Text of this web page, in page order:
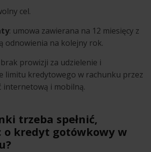
cel.
: umowa zawierana na 12 miesięcy z
odnowienia na kolejny rok.
brak prowizji za udzielenie i
limitu kredytowego w rachunku przez
internetową i mobilną.
trzeba spełnić,
o kredyt gotówkowy w